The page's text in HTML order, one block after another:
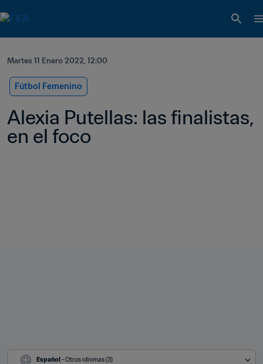
Martes 11 Enero 2022, 12:00
Fútbol Femenino
Alexia Putellas: las finalistas,
en el foco
Español - Otros idiomas (3)